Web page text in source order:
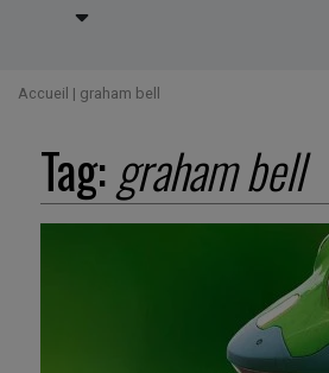
Accueil | graham bell
Tag:graham bell